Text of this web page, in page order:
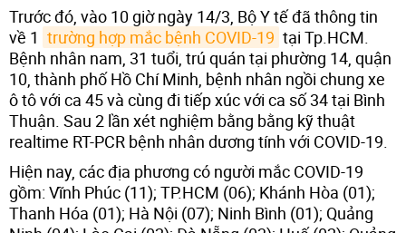
Trước đó, vào 10 giờ ngày 14/3, Bộ Y tế đã thông tin
về 1 trường hợp mắc bệnh COVID-19 tại Tp.HCM.
Bệnh nhân nam, 31 tuổi, trú quán tại phường 14, quận
10, thành phố Hồ Chí Minh, bệnh nhân ngồi chung xe
ô tô với ca 45 và cùng đi tiếp xúc với ca số 34 tại Bình
Thuận. Sau 2 lần xét nghiệm bằng bằng kỹ thuật
realtime RT-PCR bệnh nhân dương tính với COVID-19.
Hiện nay, các địa phương có người mắc COVID-19
gồm: Vĩnh Phúc (11); TP.HCM (06); Khánh Hòa (01);
Thanh Hóa (01); Hà Nội (07); Ninh Bình (01); Quảng